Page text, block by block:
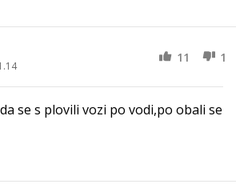
11 1
se s plovili vozi po vodi,po obali se